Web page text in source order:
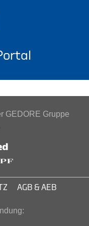
GEDORE Gruppe
AGB & AEB